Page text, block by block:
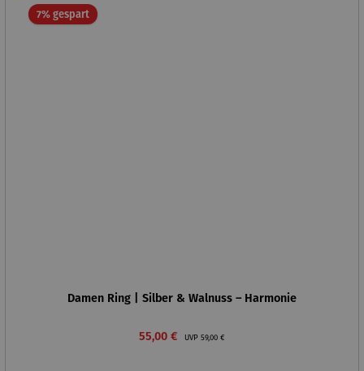
7% gespartRabatt
Damen Ring | Silber & Walnuss – Harmonie
Verkaufspreis:
55,00 € UVP Regulärer Preis:
59,00 €